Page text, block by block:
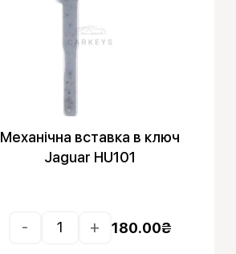
Механічна вставка в ключ
Jaguar HU101
- + 180.00₴